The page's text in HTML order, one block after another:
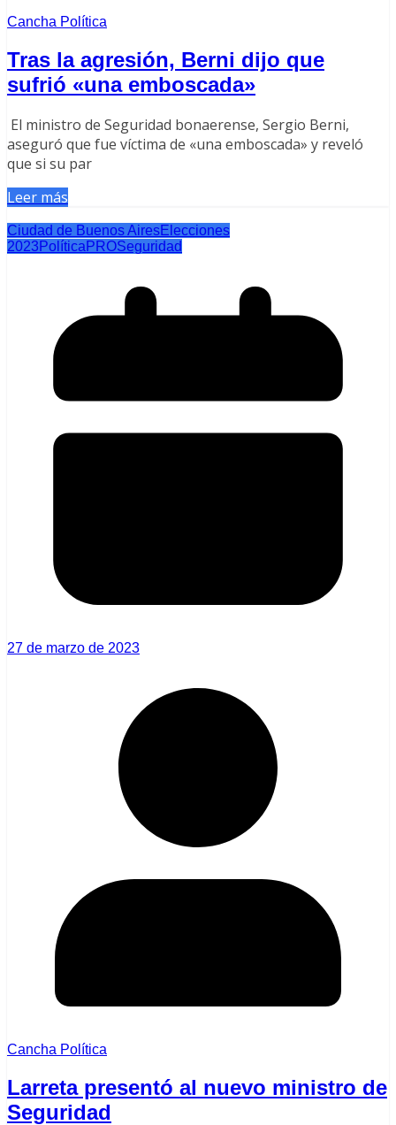
Cancha Política
Tras la agresión, Berni dijo que
sufrió «una emboscada»
El ministro de Seguridad bonaerense, Sergio Berni,
aseguró que fue víctima de «una emboscada» y reveló
que si su par
Leer más
Ciudad de Buenos AiresElecciones
2023 Política PROSeguridad
27 de marzo de 2023
Cancha Política
Larreta presentó al nuevo ministro de
Seguridad